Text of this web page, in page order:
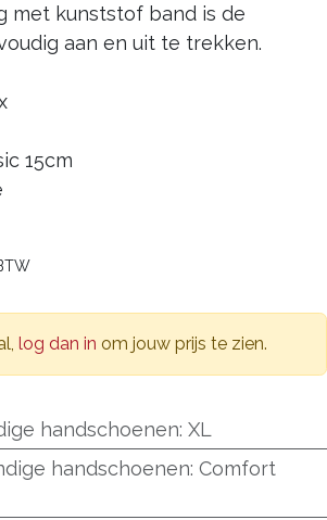
met kunststof band is de
aan en uit te trekken.
15cm
log dan in om jouw prijs te zien.
handschoenen: XL
handschoenen: Comfort